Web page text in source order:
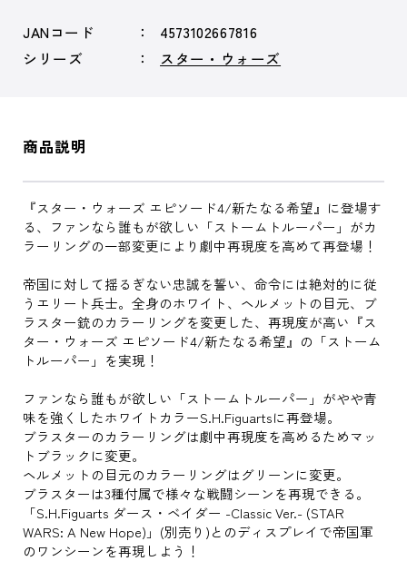
JANコード
4573102667816
シリーズ
スター・ウォーズ
商品説明
『スター・ウォーズ エピソード4/新たなる希望』に登場す
る、ファンなら誰もが欲しい「ストームトルーパー」がカ
ラーリングの一部変更により劇中再現度を高めて再登場！
帝国に対して揺るぎない忠誠を誓い、命令には絶対的に従
うエリート兵士。全身のホワイト、ヘルメットの目元、ブ
ラスター銃のカラーリングを変更した、再現度が高い『ス
ター・ウォーズ エピソード4/新たなる希望』の「ストーム
トルーパー」を実現！
ファンなら誰もが欲しい「ストームトルーパー」がやや青
味を強くしたホワイトカラーS.H.Figuartsに再登場。
ブラスターのカラーリングは劇中再現度を高めるためマッ
トブラックに変更。
ヘルメットの目元のカラーリングはグリーンに変更。
ブラスターは3種付属で様々な戦闘シーンを再現できる。
「S.H.Figuarts ダース・ベイダー -Classic Ver.- (STAR
WARS: A New Hope)」(別売り)とのディスプレイで帝国軍
のワンシーンを再現しよう！